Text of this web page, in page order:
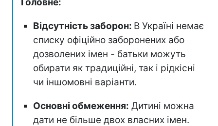
Відсутність заборон: В Україні немає
списку офіційно заборонених або
дозволених імен - батьки можуть
обирати як традиційні, так і рідкісні
чи іншомовні варіанти.
Основні обмеження: Дитині можна
дати не більше двох власних імен.